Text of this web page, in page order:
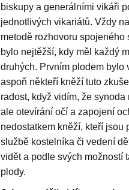
biskupy a generálními vikáři
jednotlivých vikariátů. Vždy
metodě rozhovoru
bylo nejtěžší, kdy měl každý
druhých. Prvním plodem bylo
aspoň někteří kněží tuto
radost, když vidím, že
ale otevírání očí a zapojení
nedostatkem kněží, kteří jsou
službě kostelníka či vedení
vidět a podle svých možností
plody.